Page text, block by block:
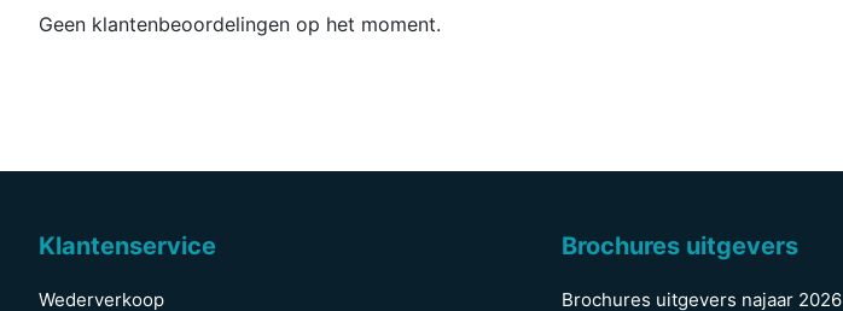
Geen klantenbeoordelingen op het moment.
Klantenservice
Wederverkoop
Brochures uitgevers
Brochures uitgevers najaar 2026